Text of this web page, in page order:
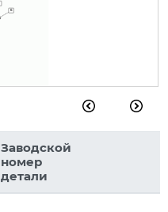
6
Заводской
номер
детали